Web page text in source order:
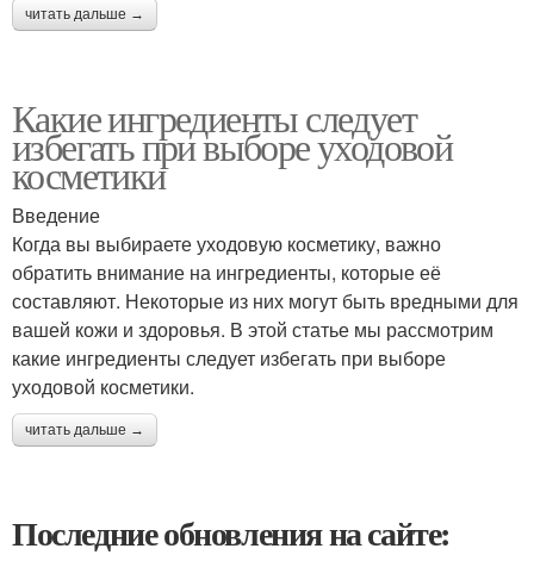
читать дальше →
Какие ингредиенты следует
избегать при выборе уходовой
косметики
Введение
Когда вы выбираете уходовую косметику, важно
обратить внимание на ингредиенты, которые её
составляют. Некоторые из них могут быть вредными для
вашей кожи и здоровья. В этой статье мы рассмотрим
какие ингредиенты следует избегать при выборе
уходовой косметики.
читать дальше →
Последние обновления на сайте: